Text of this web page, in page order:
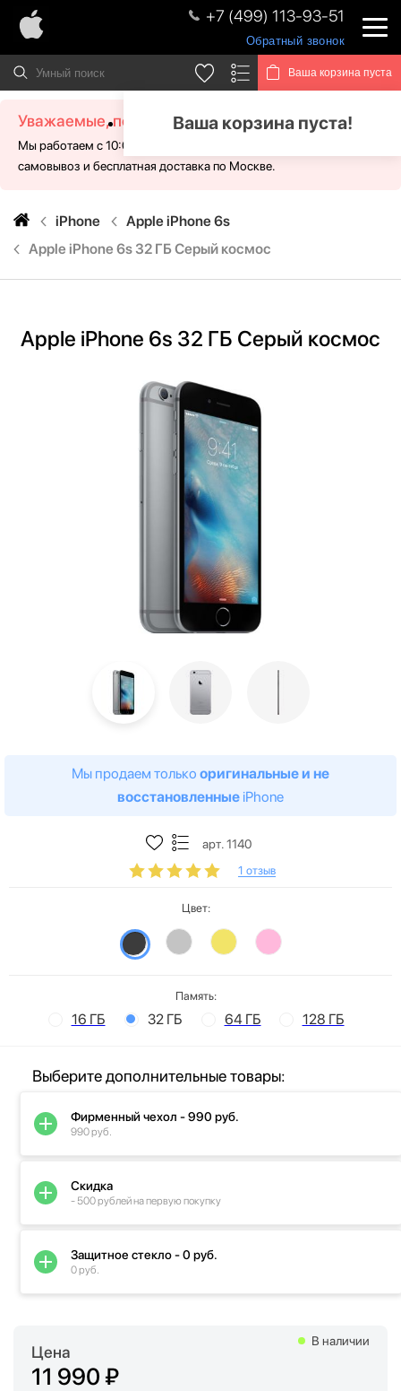
+7 (499) 113-93-51
Обратный звонок
Ваша корзина пуста
Ваша корзина пуста!
Уважаемые, посетители!
Мы работаем с 10:00 - 21:00 без выходных. Для Вас доступен
самовывоз и бесплатная доставка по Москве.
iPhone
Apple iPhone 6s
Apple iPhone 6s 32 ГБ Серый космос
Apple iPhone 6s 32 ГБ Серый космос
Мы продаем только оригинальные и не
восстановленные iPhone
арт. 1140
1 отзыв
Цвет:
Память:
16 ГБ 32 ГБ 64 ГБ 128 ГБ
Цена
11 990 ₽
В наличии
Выберите дополнительные товары:
Фирменный чехол - 990 руб.
990 руб.
Скидка
- 500 рублей на первую покупку
Защитное стекло - 0 руб.
0 руб.